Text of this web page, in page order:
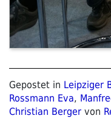
Gepostet in Leipziger
Rossmann Eva,
Christian Berger von